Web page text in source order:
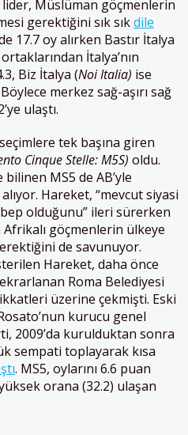
lider, Müslüman göçmenlerin
gerektiğini sık sıkdile
17.7 oy alırken Bastır İtalya
İtalya’nın
Biz İtalya (Noi Italia) ise
merkez sağ-aşırı sağ
ulaştı.
tek başına giren
Cinque Stelle: M5S) oldu.
MS5 de AB’yle
Hareket, “mevcut siyasi
olduğunu” ileri sürerken
göçmenlerin ülkeye
de savunuyor.
Hareket, daha önce
Roma Belediyesi
üzerine çekmişti. Eski
kurucu genel
2009’da kurulduktan sonra
sempati toplayarak kısa
. MS5, oylarını 6.6 puan
orana (32.2) ulaşan